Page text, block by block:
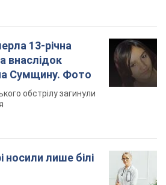
13-річна
внаслідок
Сумщину. Фото
обстрілу загинули
носили лише білі